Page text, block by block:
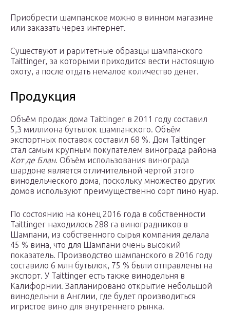
Приобрести шампанское можно в винном магазине
или заказать через интернет.
Существуют и раритетные образцы шампанского
Taittinger, за которыми приходится вести настоящую
охоту, а после отдать немалое количество денег.
Продукция
Объём продаж дома Taittinger в 2011 году составил
5,3 миллиона бутылок шампанского. Объём
экспортных поставок составил 68 %. Дом Taittinger
стал самым крупным покупателем винограда района
Кот де Блан. Объём использования винограда
шардоне является отличительной чертой этого
винодельческого дома, поскольку множество других
домов используют преимущественно сорт пино нуар.
По состоянию на конец 2016 года в собственности
Taittinger находилось 288 га виноградников в
Шампани, из собственного сырья компания делала
45 % вина, что для Шампани очень высокий
показатель. Производство шампанского в 2016 году
составило 6 млн бутылок, 75 % были отправлены на
экспорт. У Taittinger есть также винодельня в
Калифорнии. Запланировано открытие небольшой
винодельни в Англии, где будет производиться
игристое вино для внутреннего рынка.